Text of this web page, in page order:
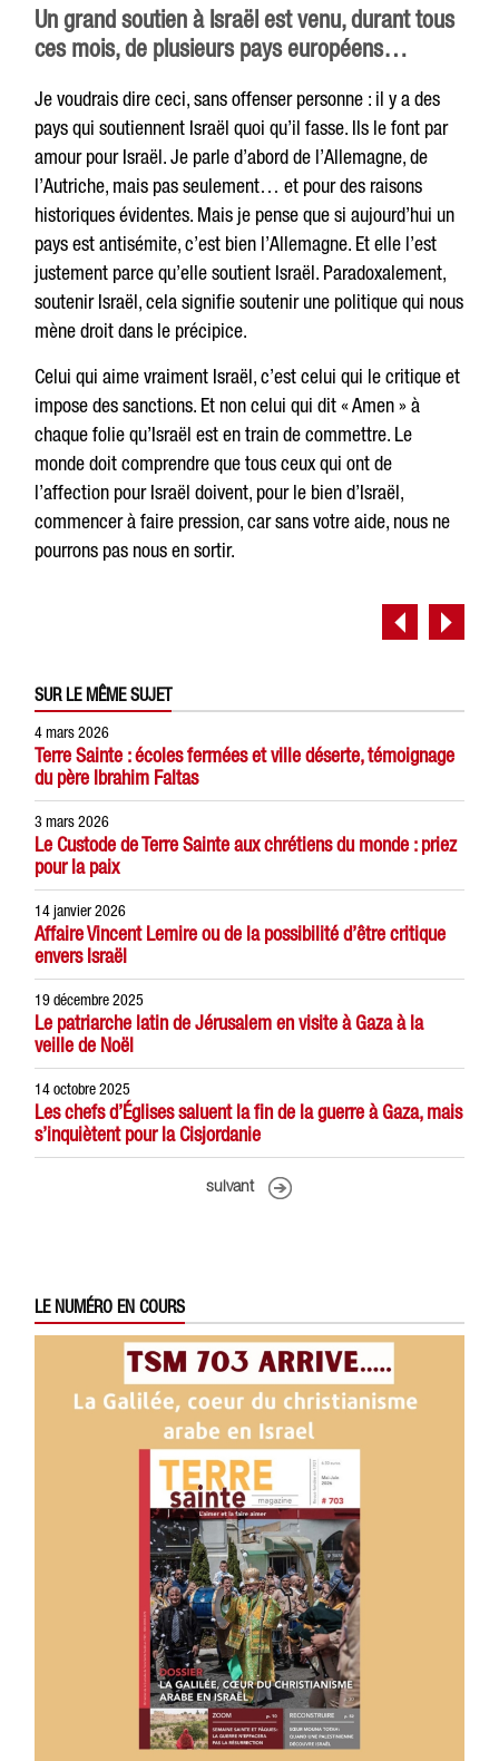
Un grand soutien à Israël est venu, durant tous
ces mois, de plusieurs pays européens…
Je voudrais dire ceci, sans offenser personne : il y a des
pays qui soutiennent Israël quoi qu’il fasse. Ils le font par
amour pour Israël. Je parle d’abord de l’Allemagne, de
l’Autriche, mais pas seulement… et pour des raisons
historiques évidentes. Mais je pense que si aujourd’hui un
pays est antisémite, c’est bien l’Allemagne. Et elle l’est
justement parce qu’elle soutient Israël. Paradoxalement,
soutenir Israël, cela signifie soutenir une politique qui nous
mène droit dans le précipice.
Celui qui aime vraiment Israël, c’est celui qui le critique et
impose des sanctions. Et non celui qui dit « Amen » à
chaque folie qu’Israël est en train de commettre. Le
monde doit comprendre que tous ceux qui ont de
l’affection pour Israël doivent, pour le bien d’Israël,
commencer à faire pression, car sans votre aide, nous ne
pourrons pas nous en sortir.
SUR LE MÊME SUJET
4 mars 2026
Terre Sainte : écoles fermées et ville déserte, témoignage
du père Ibrahim Faltas
3 mars 2026
Le Custode de Terre Sainte aux chrétiens du monde : priez
pour la paix
14 janvier 2026
Affaire Vincent Lemire ou de la possibilité d’être critique
envers Israël
19 décembre 2025
Le patriarche latin de Jérusalem en visite à Gaza à la
veille de Noël
14 octobre 2025
Les chefs d’Églises saluent la fin de la guerre à Gaza, mais
s’inquiètent pour la Cisjordanie
suivant
LE NUMÉRO EN COURS